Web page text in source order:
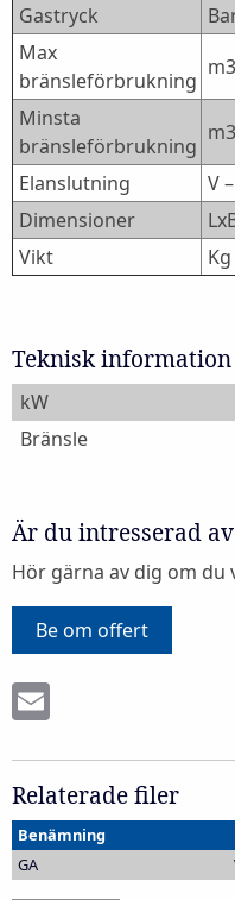
Gastryck
Max
bränsleförbrukning
Minsta
bränsleförbrukning
Elanslutning
V
Dimensioner
Vikt
Kg
Teknisk information
kW
Bränsle
Är du intresserad
Hör gärna av dig om du
Be om offert
Relaterade filer
Benämning
GA